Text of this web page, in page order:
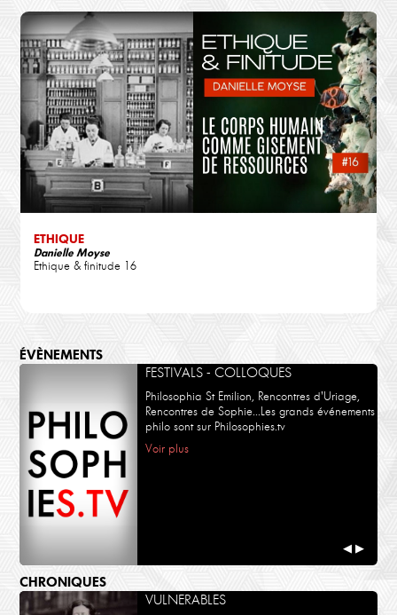
ETHIQUE
Danielle Moyse
Ethique & finitude 16
ÉVÈNEMENTS
FESTIVALS - COLLOQUES
Philosophia St Emilion, Rencontres d'Uriage,
Rencontres de Sophie...Les grands événements
philo sont sur Philosophies.tv
Voir plus
◀ ▶
CHRONIQUES
VULNERABLES